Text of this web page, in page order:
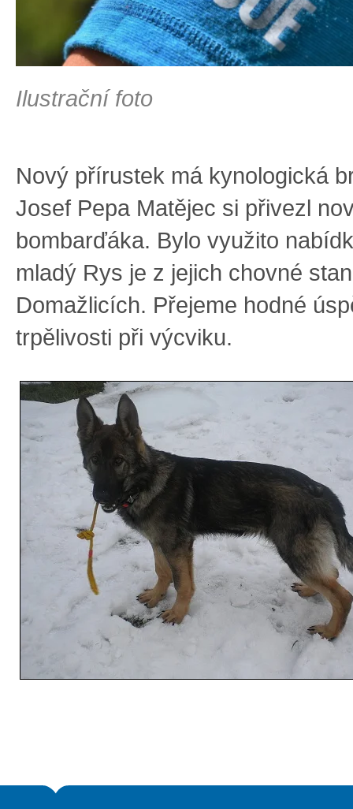
Ilustrační foto
Nový přírustek má kynologická
Josef Pepa Matějec si přivezl
bombarďáka. Bylo využito
mladý Rys je z jejich chovné
Domažlicích. Přejeme hodné
trpělivosti při výcviku.